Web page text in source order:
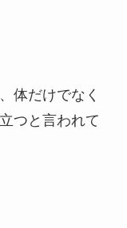
体だけでなく
つと言われて